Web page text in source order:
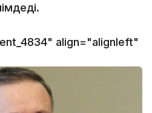
align="alignleft"